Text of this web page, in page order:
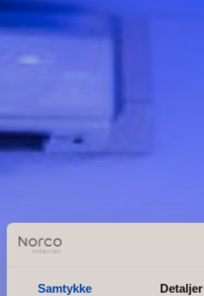
Samtykke Detaljer